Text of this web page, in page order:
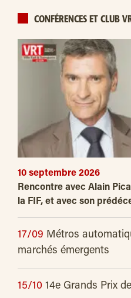
CONFÉRENCES ET CLUB
10 septembre 2026
Rencontre avec Alain
la FIF, et avec son
17/09 Métros
marchés émergents
15/10 14e Grands Prix